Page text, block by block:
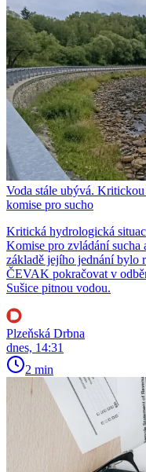
Voda stále ubývá.
komise pro sucho
Kritická hydrologická
Komise pro zvládání sucha
základě jejího jednání bylo
ČEVAK pokračovat v
Sušice pitnou vodou.
Plzeňská Drbna
dnes, 14:31
2 min